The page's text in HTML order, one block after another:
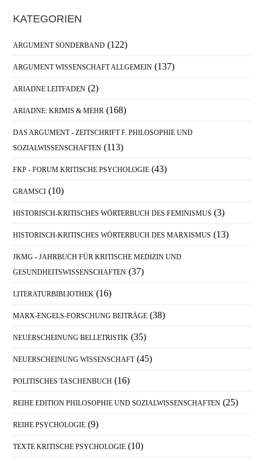
Haupt-
Sidebar
KATEGORIEN
ARGUMENT SONDERBAND (122)
ARGUMENT WISSENSCHAFT ALLGEMEIN (137)
ARIADNE LEITFADEN (2)
ARIADNE: KRIMIS & MEHR (168)
DAS ARGUMENT - ZEITSCHRIFT F. PHILOSOPHIE UND
SOZIALWISSENSCHAFTEN (113)
FKP - FORUM KRITISCHE PSYCHOLOGIE (43)
GRAMSCI (10)
HISTORISCH-KRITISCHES WÖRTERBUCH DES FEMINISMUS (3)
HISTORISCH-KRITISCHES WÖRTERBUCH DES MARXISMUS (13)
JKMG - JAHRBUCH FÜR KRITISCHE MEDIZIN UND
GESUNDHEITSWISSENSCHAFTEN (37)
LITERATURBIBLIOTHEK (16)
MARX-ENGELS-FORSCHUNG BEITRÄGE (38)
NEUERSCHEINUNG BELLETRISTIK (35)
NEUERSCHEINUNG WISSENSCHAFT (45)
POLITISCHES TASCHENBUCH (16)
REIHE EDITION PHILOSOPHIE UND SOZIALWISSENSCHAFTEN (25)
REIHE PSYCHOLOGIE (9)
TEXTE KRITISCHE PSYCHOLOGIE (10)